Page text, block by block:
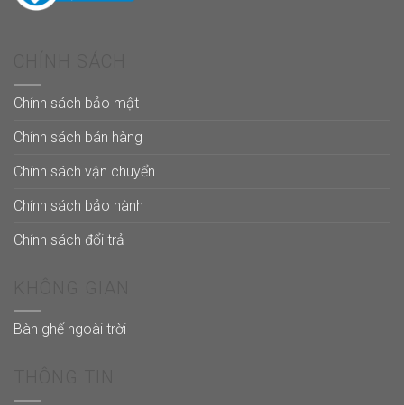
Chính sách bảo mật
Chính sách bán hàng
Chính sách vận chuyển
Chính sách bảo hành
Chính sách đổi trả
Bàn ghế ngoài trời